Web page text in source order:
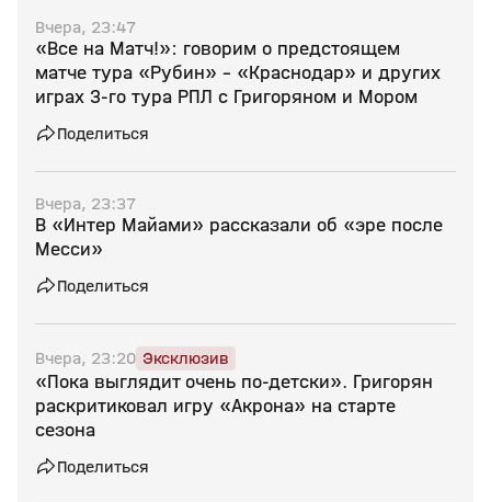
Вчера, 23:47
«Все на Матч!»: говорим о предстоящем
матче тура «Рубин» - «Краснодар» и других
играх 3-го тура РПЛ с Григоряном и Мором
Поделиться
Вчера, 23:37
В «Интер Майами» рассказали об «эре после
Месси»
Поделиться
Вчера, 23:20 Эксклюзив
«Пока выглядит очень по‑детски». Григорян
раскритиковал игру «Акрона» на старте
сезона
Поделиться